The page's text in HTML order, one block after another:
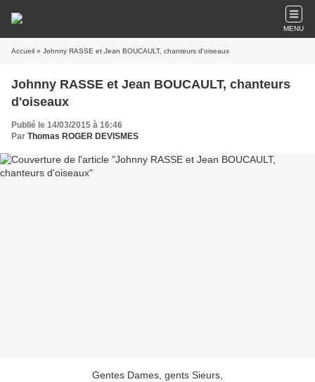
MENU
Accueil » Johnny RASSE et Jean BOUCAULT, chanteurs d'oiseaux
Johnny RASSE et Jean BOUCAULT, chanteurs
d'oiseaux
Publié le 14/03/2015 à 16:46
Par Thomas ROGER DEVISMES
Gentes Dames, gents Sieurs,